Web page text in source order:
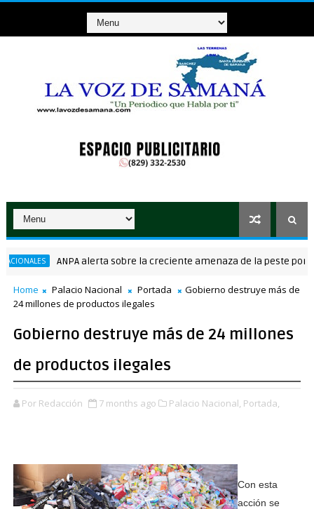
ANPA alerta sobre la creciente amenaza de la peste porcina
Home Palacio Nacional Portada
Gobierno destruye más de
24 millones de productos ilegales
Gobierno destruye más de 24 millones
de productos ilegales
Por Redacción 7 months ago Palacio Nacional, Portada,
Con esta
acción se